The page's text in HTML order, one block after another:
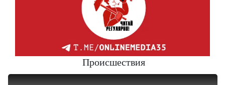
Происшествия